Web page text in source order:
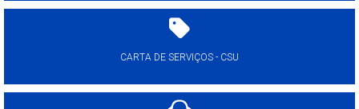
CARTA DE SERVIÇOS - CSU